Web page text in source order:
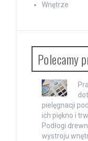
Wnętrze
Polecamy
pielęgnacji
ich piękno i
Podłogi
wystroju